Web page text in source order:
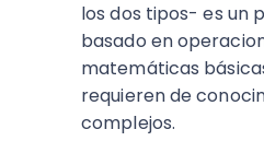
los dos tipos- es un
basado en
matemáticas
requieren de
complejos.